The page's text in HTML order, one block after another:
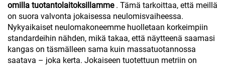
omilla tuotantolaitoksillamme . Tämä tarkoittaa, että meillä
on suora valvonta jokaisessa neulomisvaiheessa.
Nykyaikaiset neulomakoneemme huolletaan korkeimpiin
standardeihin nähden, mikä takaa, että näytteenä saamasi
kangas on täsmälleen sama kuin massatuotannossa
saatava – joka kerta. Jokaiseen tuotettuun metriin on